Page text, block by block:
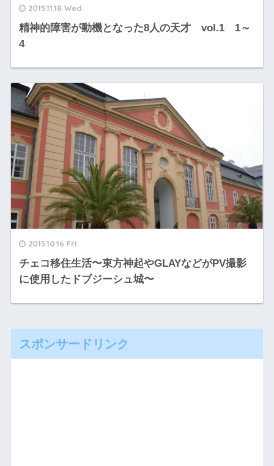
2015.11.18 Wed
精神的障害が動機となった8人の天才 vol.1 1～
4
2015.10.16 Fri
チェコ移住生活〜東方神起やGLAYなどがPV撮影
に使用したドブジーシュ城〜
スポンサードリンク